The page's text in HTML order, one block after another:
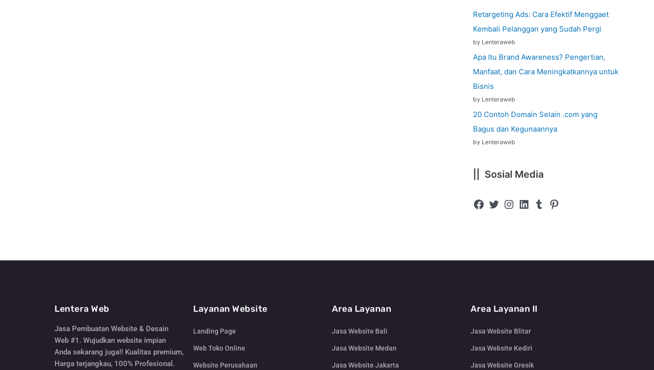
Retargeting Ads: Cara Efektif Menggaet
Kembali Pelanggan yang Sudah Pergi
by Lenteraweb
Apa Itu Brand Awareness? Pengertian,
Manfaat, dan Cara Meningkatkannya untuk
Bisnis
by Lenteraweb
20 Contoh Domain Selain .com yang
Bagus dan Kegunaannya
by Lenteraweb
|| Sosial Media
Lentera Web
Jasa Pembuatan Website & Desain
Web #1. Wujudkan website impian
Anda sekarang juga!! Kualitas premium,
Harga terjangkau, 100% Profesional.
Layanan Website
Landing Page
Web Toko Online
Website Perusahaan
Area Layanan
Jasa Website Bali
Jasa Website Medan
Jasa Website Jakarta
Area Layanan II
Jasa Website Blitar
Jasa Website Kediri
Jasa Website Gresik